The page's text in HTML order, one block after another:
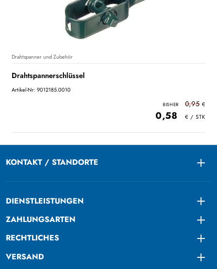
Drahtspanner und Zubehör
Drahtspannerschlüssel
Artikel-Nr: 9012185.0010
0,95
0,58
KONTAKT / STANDORTE
DIENSTLEISTUNGEN
ZAHLUNGSARTEN
RECHTLICHES
VERSAND